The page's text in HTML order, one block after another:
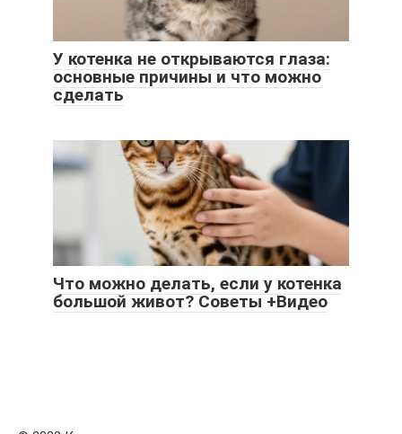
У котенка не открываются глаза:
основные причины и что можно
сделать
Что можно делать, если у котенка
большой живот? Советы +Видео